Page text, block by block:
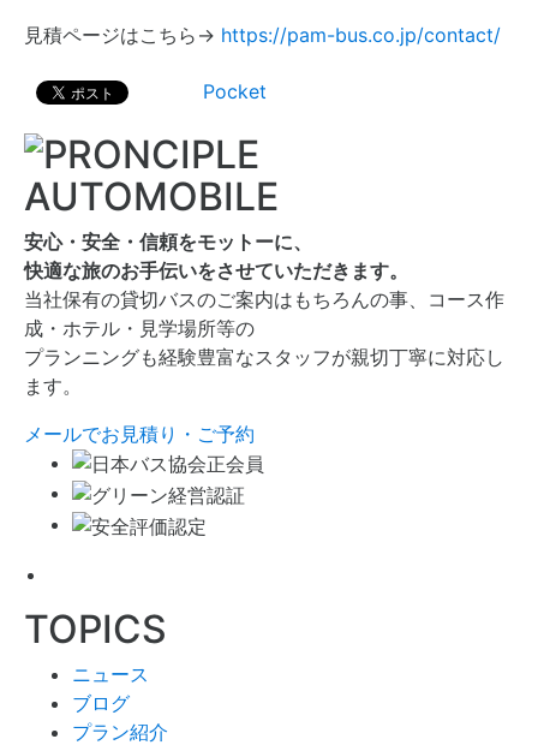
見積ページはこちら→ https://pam-bus.co.jp/contact/
Pocket
安心・安全・信頼をモットーに、
快適な旅のお手伝いをさせていただきます。
当社保有の貸切バスのご案内はもちろんの事、コース作
成・ホテル・見学場所等の
プランニングも経験豊富なスタッフが親切丁寧に対応し
ます。
メールでお見積り・ご予約
TOPICS
ニュース
ブログ
プラン紹介